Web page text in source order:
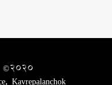
©2020
Kavrepalanchok